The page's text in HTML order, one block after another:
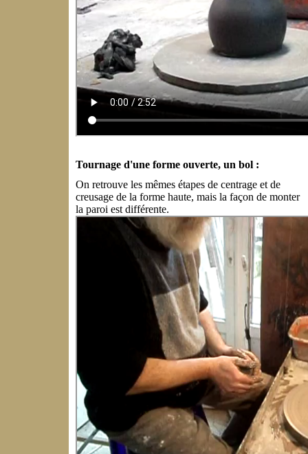
Tournage d'une forme ouverte, un bol :
On retrouve les mêmes étapes de centrage et de
creusage de la forme haute, mais la façon de monter
la paroi est différente.